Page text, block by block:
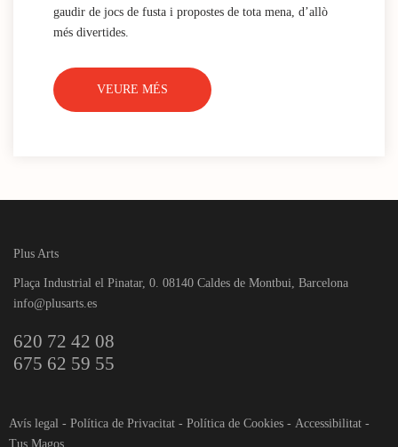
gaudir de jocs de fusta i propostes de tota mena, d’allò
més divertides.
VEURE MÉS
Plus Arts
Plaça Industrial el Pinatar, 0. 08140 Caldes de Montbui, Barcelona
info@plusarts.es
620 72 42 08
675 62 59 55
Avís legal - Política de Privacitat - Política de Cookies - Accessibilitat -
Tus Magos